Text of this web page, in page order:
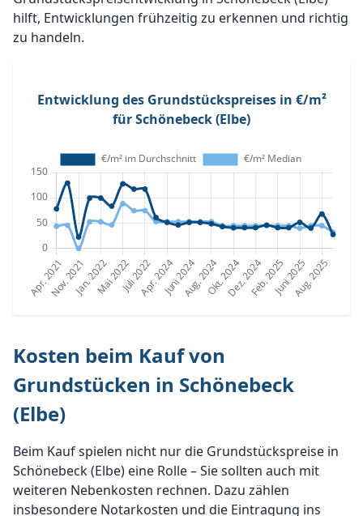
hilft, Entwicklungen frühzeitig zu erkennen und richtig
zu handeln.
Entwicklung des Grundstückspreises in €/m²
für Schönebeck (Elbe)
Kosten beim Kauf von
Grundstücken in Schönebeck
(Elbe)
Beim Kauf spielen nicht nur die Grundstückspreise in
Schönebeck (Elbe) eine Rolle – Sie sollten auch mit
weiteren Nebenkosten rechnen. Dazu zählen
insbesondere Notarkosten und die Eintragung ins